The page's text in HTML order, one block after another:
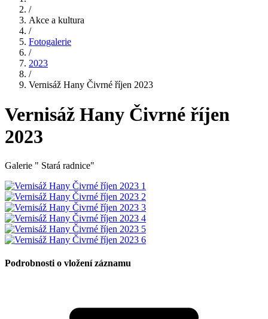
/
Akce a kultura
/
Fotogalerie
/
2023
/
Vernisáž Hany Čivrné říjen 2023
Vernisáž Hany Čivrné říjen
2023
Galerie " Stará radnice"
Podrobnosti o vložení záznamu